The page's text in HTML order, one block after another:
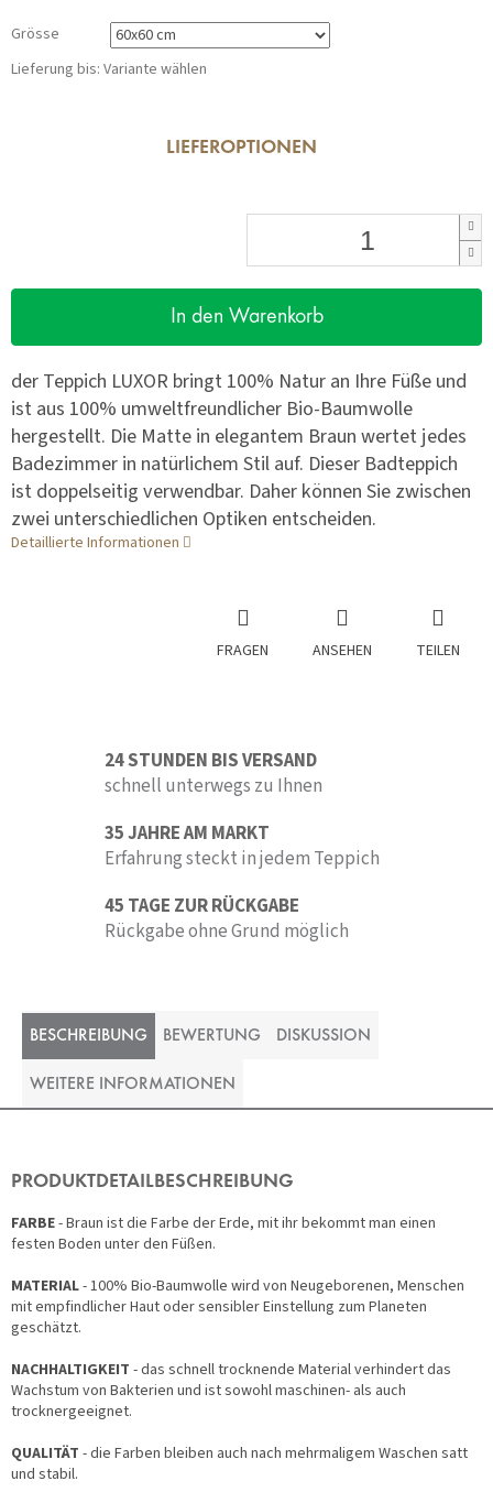
Grösse
Lieferung bis: Variante wählen
LIEFEROPTIONEN
In den Warenkorb
der Teppich LUXOR bringt 100% Natur an Ihre Füße und
ist aus 100% umweltfreundlicher Bio-Baumwolle
hergestellt. Die Matte in elegantem Braun wertet jedes
Badezimmer in natürlichem Stil auf. Dieser Badteppich
ist doppelseitig verwendbar. Daher können Sie zwischen
zwei unterschiedlichen Optiken entscheiden.
Detaillierte Informationen
FRAGEN ANSEHEN TEILEN
24 STUNDEN BIS VERSAND
schnell unterwegs zu Ihnen
35 JAHRE AM MARKT
Erfahrung steckt in jedem Teppich
45 TAGE ZUR RÜCKGABE
Rückgabe ohne Grund möglich
BESCHREIBUNG BEWERTUNG DISKUSSION
WEITERE INFORMATIONEN
PRODUKTDETAILBESCHREIBUNG
FARBE- Braun ist die Farbe der Erde, mit ihr bekommt man einen
festen Boden unter den Füßen.
MATERIAL- 100% Bio-Baumwolle wird von Neugeborenen, Menschen
mit empfindlicher Haut oder sensibler Einstellung zum Planeten
geschätzt.
NACHHALTIGKEIT - das schnell trocknende Material verhindert das
Wachstum von Bakterien und ist sowohl maschinen- als auch
trocknergeeignet.
QUALITÄT - die Farben bleiben auch nach mehrmaligem Waschen satt
und stabil.